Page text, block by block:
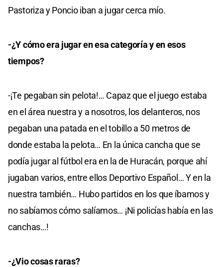
Pastoriza y Poncio iban a jugar cerca mío.
-¿Y cómo era jugar en esa categoría y en esos
tiempos?
-¡Te pegaban sin pelota!… Capaz que el juego estaba
en el área nuestra y a nosotros, los delanteros, nos
pegaban una patada en el tobillo a 50 metros de
donde estaba la pelota… En la única cancha que se
podía jugar al fútbol era en la de Huracán, porque ahí
jugaban varios, entre ellos Deportivo Español… Y en la
nuestra también… Hubo partidos en los que íbamos y
no sabíamos cómo salíamos… ¡Ni policías había en las
canchas…!
-¿Vio cosas raras?